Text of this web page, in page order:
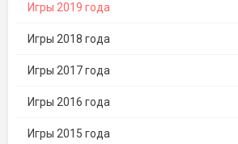
Игры 2019 года
Игры 2018 года
Игры 2017 года
Игры 2016 года
Игры 2015 года